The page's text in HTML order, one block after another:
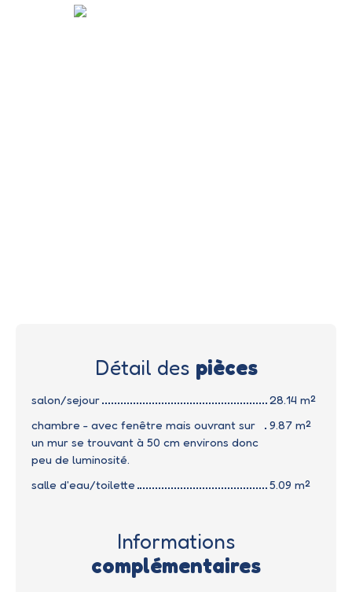
Détail des pièces
salon/sejour
28.14 m²
chambre - avec fenêtre mais ouvrant sur
un mur se trouvant à 50 cm environs donc
peu de luminosité.
9.87 m²
salle d'eau/toilette 5.09 m²
Informations
complémentaires